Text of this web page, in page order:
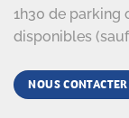
1h30 de parking
disponibles
NOUS CONTACTER